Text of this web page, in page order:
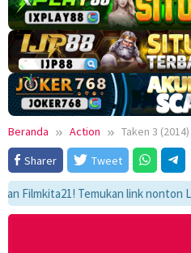
Beranda Action
Taken 3 (2014)
Sharer
Tweet
Temukan link nonton